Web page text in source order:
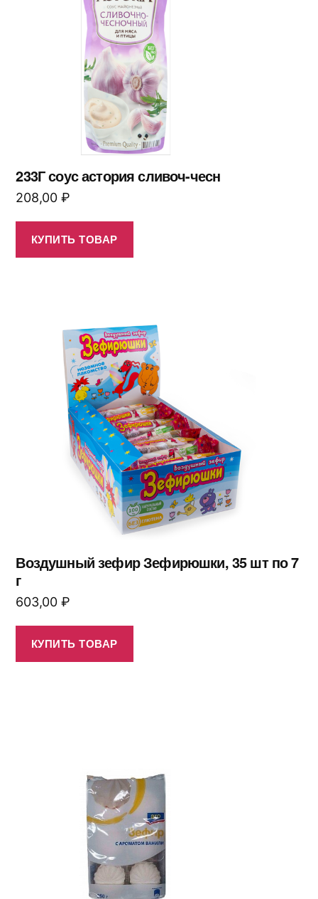
233Г соус астория сливоч-чесн
208,00 ₽
КУПИТЬ ТОВАР
Воздушный зефир Зефирюшки, 35 шт по 7
г
603,00 ₽
КУПИТЬ ТОВАР